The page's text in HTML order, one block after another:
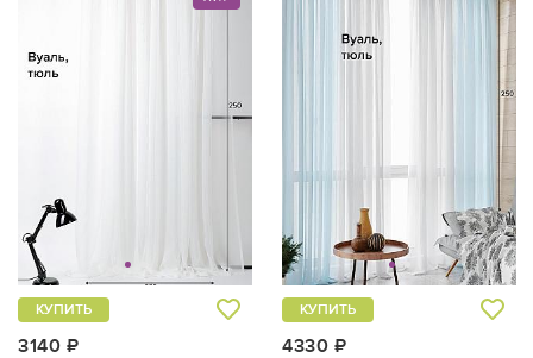
3140 ₽
КУПИТЬ
4330 ₽
КУПИТЬ